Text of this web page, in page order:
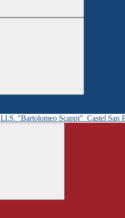
I.I.S. "Bartolomeo Scappi" Castel San